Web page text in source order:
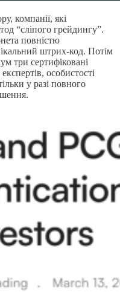
компанії, які
“сліпого грейдингу”.
повністю
штрих-код. Потім
три сертифіковані
особистості
у разі повного